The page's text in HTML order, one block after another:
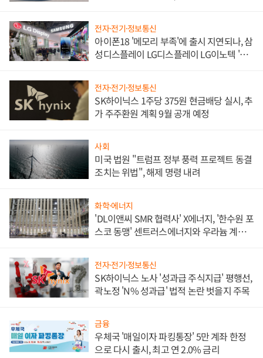
전자·전기·정보통신
아이폰18 '메모리 부족'에 출시 지연되나, 삼
성디스플레이 LG디스플레이 LG이노텍 '탈
전자·전기·정보통신
SK하이닉스 1주당 375원 현금배당 실시, 추
가 주주환원 계획 9월 공개 예정
사회
미국 법원 "트럼프 정부 풍력 프로젝트 동결
조치는 위법", 해제 명령 내려
화학·에너지
'DL이앤씨 SMR 협력사' X에너지, '한수원 포
스코 동맹' 센트러스에너지와 우라늄 계약
전자·전기·정보통신
SK하이닉스 노사 '성과급 주식지급' 평행선,
곽노정 'N% 성과급' 법적 논란 벗을지 주목
금융
우체국 '매일이자 파킹통장' 5만 계좌 한정
으로 다시 출시, 최고 연 2.0% 금리